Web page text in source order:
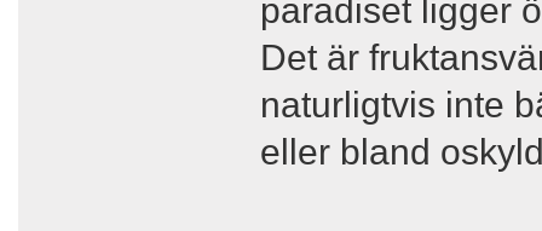
paradiset ligger
Det är
naturligtvis inte
eller bland